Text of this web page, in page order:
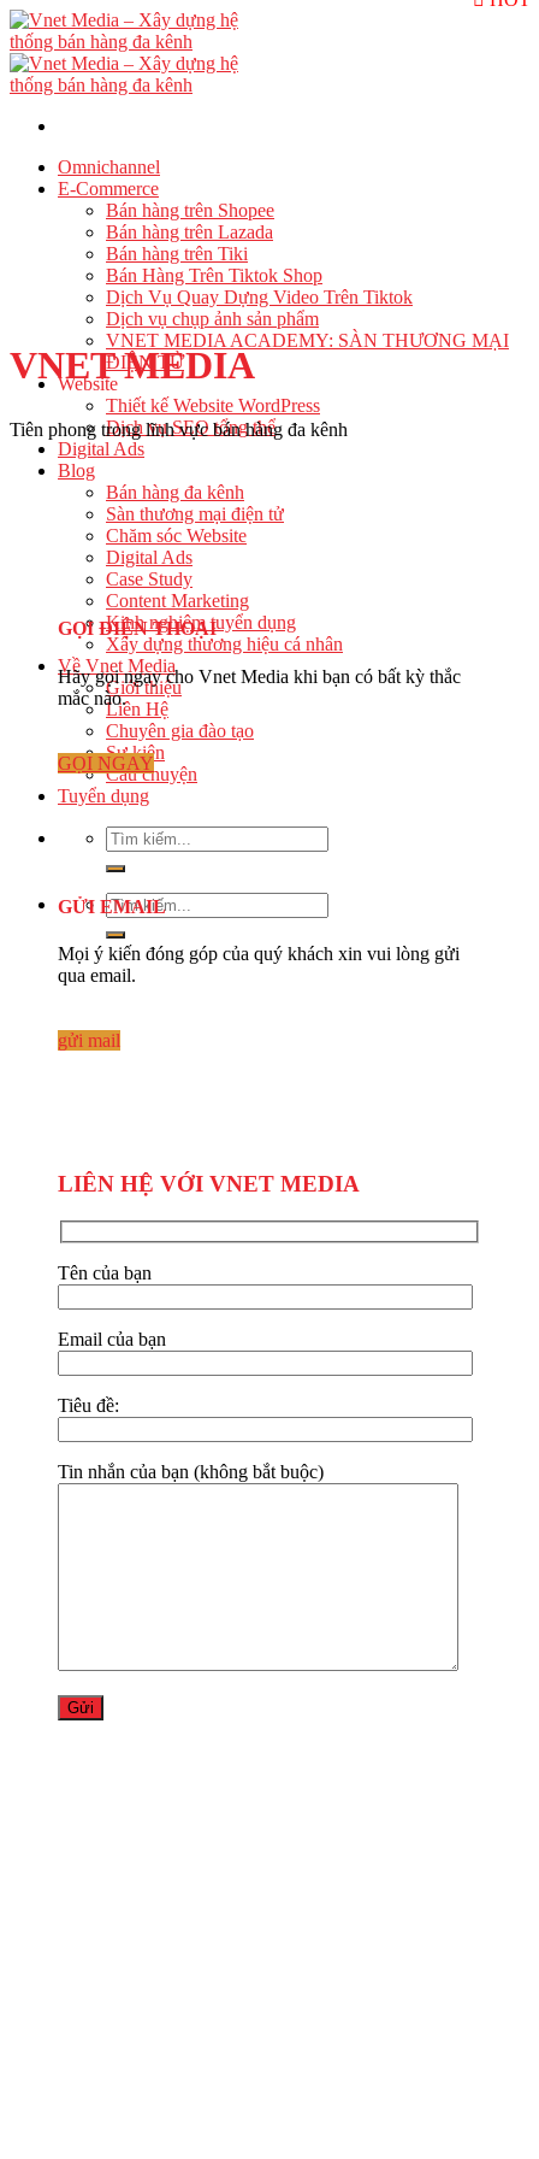
Skip
to
content
Omnichannel
E-Commerce
Bán hàng trên Shopee
Bán hàng trên Lazada
Bán hàng trên Tiki
Bán Hàng Trên Tiktok Shop
Dịch Vụ Quay Dựng Video Trên Tiktok
Dịch vụ chụp ảnh sản phẩm
VNET MEDIA ACADEMY: SÀN THƯƠNG MẠI
ĐIỆN TỬ
Website
Thiết kế Website WordPress
Dịch vụ SEO tổng thể
Digital Ads
Blog
Bán hàng đa kênh
Sàn thương mại điện tử
Chăm sóc Website
Digital Ads
Case Study
Content Marketing
Kinh nghiệm tuyển dụng
Xây dựng thương hiệu cá nhân
Về Vnet Media
Giới thiệu
Liên Hệ
Chuyên gia đào tạo
Sự kiện
Câu chuyện
Tuyển dụng
VNET MEDIA
Tiên phong trong lĩnh vực bán hàng đa kênh
GỌI ĐIỆN THOẠI
Hãy gọi ngay cho Vnet Media khi bạn có bất kỳ thắc
mắc nào.
GỌI NGAY
GỬI EMAIL
Mọi ý kiến đóng góp của quý khách xin vui lòng gửi
qua email.
gửi mail
LIÊN HỆ VỚI VNET MEDIA
Tên của bạn
Email của bạn
Tiêu đề:
Tin nhắn của bạn (không bắt buộc)